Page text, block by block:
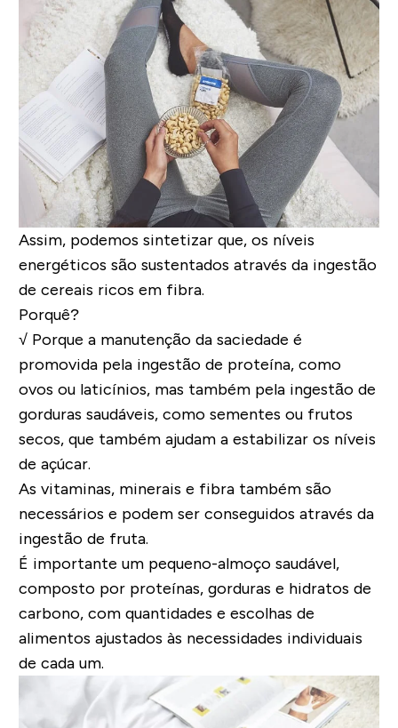
Assim, podemos sintetizar que, os níveis
energéticos são sustentados através da ingestão
de cereais ricos em fibra.
Porquê?
√ Porque a manutenção da saciedade é
promovida pela ingestão de proteína, como
ovos ou laticínios, mas também pela ingestão de
gorduras saudáveis, como sementes ou frutos
secos, que também ajudam a estabilizar os níveis
de açúcar.
As vitaminas, minerais e fibra também são
necessários e podem ser conseguidos através da
ingestão de fruta.
É importante um pequeno-almoço saudável,
composto por proteínas, gorduras e hidratos de
carbono, com quantidades e escolhas de
alimentos ajustados às necessidades individuais
de cada um.